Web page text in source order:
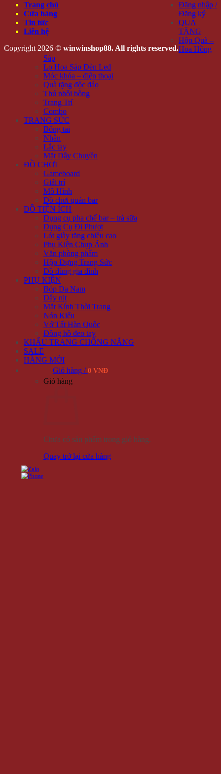
Trang chủ
Cửa hàng
Tin tức
Liên hệ
Copyright 2026 © winwinshop88. All rights reserved.
Đăng nhập /
Đăng ký
QUÀ
TẶNG
Hộp Quà –
Hoa Hồng
Sáp
Lọ Hoa Sáp Đèn Led
Móc khóa – điện thoại
Quà tặng độc đáo
Thú nhồi bông
Trang Trí
Combo
TRANG SỨC
Bông tai
Nhẫn
Lắc tay
Mặt Dây Chuyền
ĐỒ CHƠI
Gameboard
Giải trí
Mô Hình
Đồ chơi quán bar
ĐỒ TIỆN ÍCH
Dụng cụ pha chế bar – trà sữa
Dụng Cụ Đi Phượt
Lót giày tăng chiều cao
Phụ Kiện Chụp Ảnh
Văn phòng phẩm
Hộp Đựng Trang Sức
Đồ dùng gia đình
PHỤ KIỆN
Bóp Da Nam
Dây nịt
Mắt Kính Thời Trang
Nón Kiểu
Vớ Tất Hàn Quốc
Đồng hồ đeo tay
KHẨU TRANG CHỐNG NẮNG
SALE
HÀNG MỚI
Giỏ hàng / 0 VNĐ
Giỏ hàng
Chưa có sản phẩm trong giỏ hàng.
Quay trở lại cửa hàng